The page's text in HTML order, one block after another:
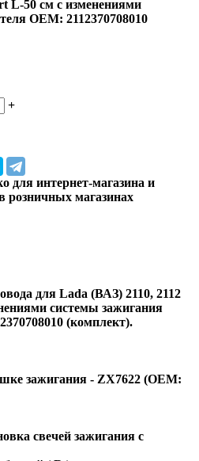
L-50 см с изменениями
OEM: 2112370708010
+
для интернет-магазина и
розничных магазинах
для Lada (ВАЗ) 2110, 2112
системы зажигания
(комплект).
зажигания - ZX7622 (OEM:
свечей зажигания с